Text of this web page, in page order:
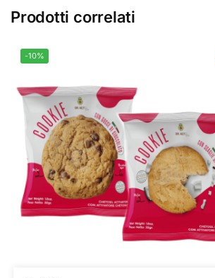
Prodotti correlati
-10%